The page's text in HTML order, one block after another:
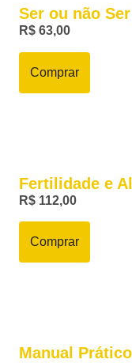
Ser ou não
R$ 63,00
Comprar
Fertilidade e
R$ 112,00
Comprar
Manual